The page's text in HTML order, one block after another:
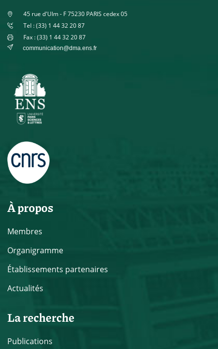
45 rue d'Ulm - F 75230 PARIS cedex 05
Tel : (33) 1 44 32 20 87
Fax : (33) 1 44 32 20 87
communication@dma.ens.fr
À propos
Membres
Organigramme
Établissements partenaires
Actualités
La recherche
Publications